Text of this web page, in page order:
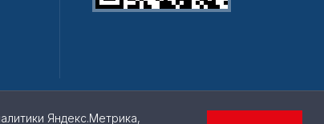
Яндекс.Метрика,